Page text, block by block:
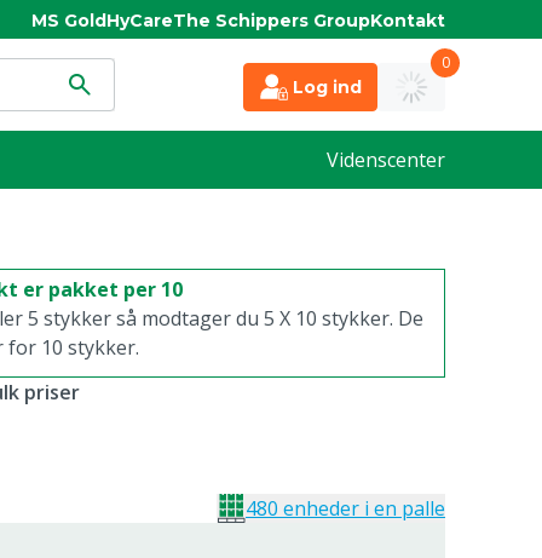
MS GoldHyCareThe Schippers GroupKontakt
Log ind
0
Videnscenter
er pakket per 10
5 stykker så modtager du 5 X 10 stykker. De
for 10 stykker.
priser
480 enheder i en palle